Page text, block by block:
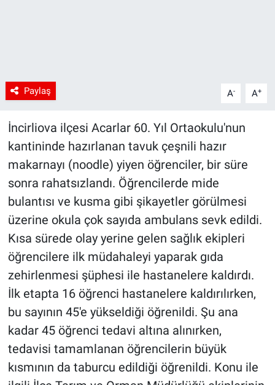
Paylaş A- A+
İncirliova ilçesi Acarlar 60. Yıl Ortaokulu'nun
kantininde hazırlanan tavuk çeşnili hazır
makarnayı (noodle) yiyen öğrenciler, bir süre
sonra rahatsızlandı. Öğrencilerde mide
bulantısı ve kusma gibi şikayetler görülmesi
üzerine okula çok sayıda ambulans sevk edildi.
Kısa sürede olay yerine gelen sağlık ekipleri
öğrencilere ilk müdahaleyi yaparak gıda
zehirlenmesi şüphesi ile hastanelere kaldırdı.
İlk etapta 16 öğrenci hastanelere kaldırılırken,
bu sayının 45'e yükseldiği öğrenildi. Şu ana
kadar 45 öğrenci tedavi altına alınırken,
tedavisi tamamlanan öğrencilerin büyük
kısmının da taburcu edildiği öğrenildi. Konu ile